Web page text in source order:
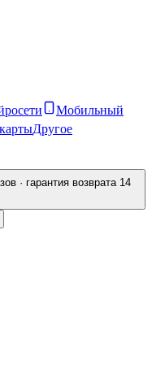
Мобильный
Другое
· гарантия возврата 14